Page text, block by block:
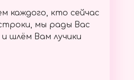
каждого, кто сейчас
мы рады Вас
шлём Вам лучики